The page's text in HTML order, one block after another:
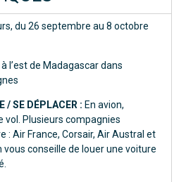
du 26 septembre au 8 octobre
l’est de Madagascar dans
/ SE DÉPLACER : En avion,
vol. Plusieurs compagnies
: Air France, Corsair, Air Austral et
vous conseille de louer une voiture